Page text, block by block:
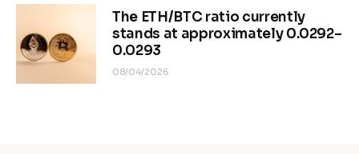
The ETH/BTC ratio currently
stands at approximately 0.0292–
0.0293
08/04/2026